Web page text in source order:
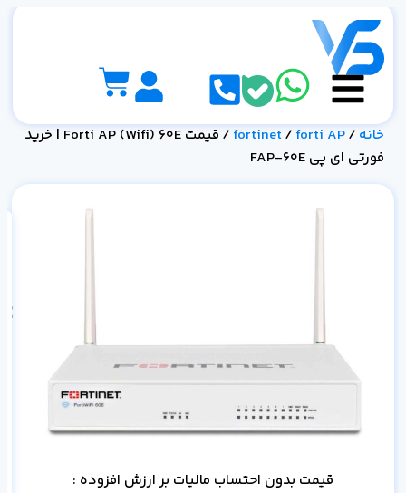
خانه /
fortinet/ forti AP
/ قیمت Forti AP (Wifi) 60E | خرید
فورتی ای پی FAP-60E
قیمت بدون احتساب مالیات بر ارزش افزوده :